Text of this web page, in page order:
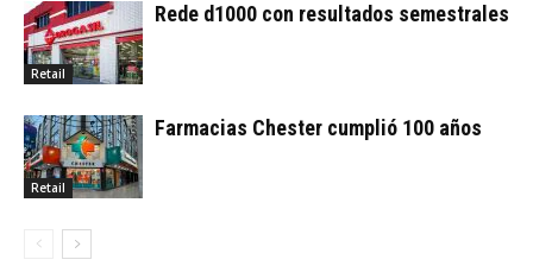
Retail
Rede d1000 con resultados semestrales
Retail
Farmacias Chester cumplió 100 años